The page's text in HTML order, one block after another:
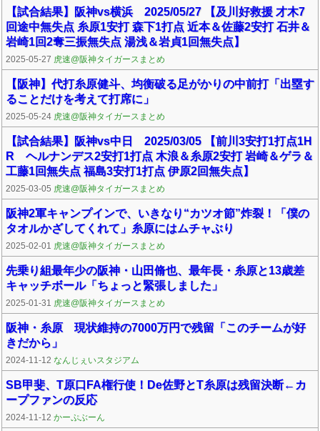
【試合結果】阪神vs横浜 2025/05/27 【及川好救援 才木7
回途中無失点 糸原1安打 森下1打点 近本＆佐藤2安打 石井＆
岩崎1回2奪三振無失点 湯浅＆岩貞1回無失点】
2025-05-27 虎速@阪神タイガースまとめ
【阪神】代打糸原健斗、均衡破る足がかりの中前打「出塁す
ることだけを考えて打席に」
2025-05-24 虎速@阪神タイガースまとめ
【試合結果】阪神vs中日 2025/03/05 【前川3安打1打点1H
R ヘルナンデス2安打1打点 木浪＆糸原2安打 岩崎＆ゲラ＆
工藤1回無失点 福島3安打1打点 伊原2回無失点】
2025-03-05 虎速@阪神タイガースまとめ
阪神2軍キャンプインで、いきなり“カツオ節”炸裂！「僕の
タオルかざしてくれて」糸原にはムチャぶり
2025-02-01 虎速@阪神タイガースまとめ
先乗り組最年少の阪神・山田脩也、最年長・糸原と13歳差
キャッチボール「ちょっと緊張しました」
2025-01-31 虎速@阪神タイガースまとめ
阪神・糸原 現状維持の7000万円で残留「このチームが好
きだから」
2024-11-12 なんじぇいスタジアム
SB甲斐、T原口FA権行使！De佐野とT糸原は残留決断←カ
ープファンの反応
2024-11-12 かーぷぶーん